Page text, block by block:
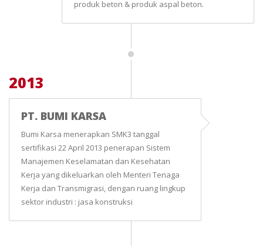
produk beton & produk aspal beton.
2013
PT. BUMI KARSA
Bumi Karsa menerapkan SMK3 tanggal
sertifikasi 22 April 2013 penerapan Sistem
Manajemen Keselamatan dan Kesehatan
Kerja yang dikeluarkan oleh Menteri Tenaga
Kerja dan Transmigrasi, dengan ruang lingkup
sektor industri : jasa konstruksi